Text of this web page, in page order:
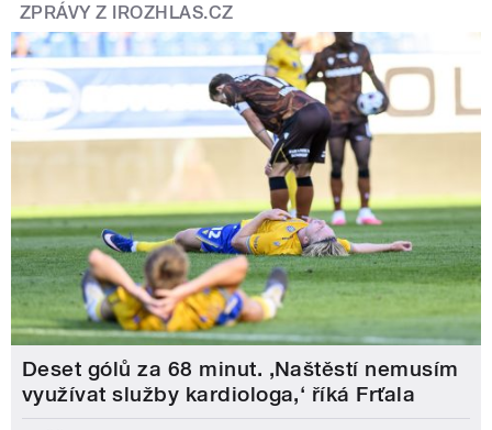
ZPRÁVY Z IROZHLAS.CZ
Deset gólů za 68 minut. ,Naštěstí nemusím
využívat služby kardiologa,‘ říká Frťala